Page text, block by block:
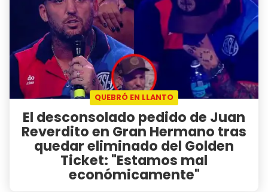
QUEBRÓ EN LLANTO
El desconsolado pedido de Juan
Reverdito en Gran Hermano tras
quedar eliminado del Golden
Ticket: "Estamos mal
económicamente"